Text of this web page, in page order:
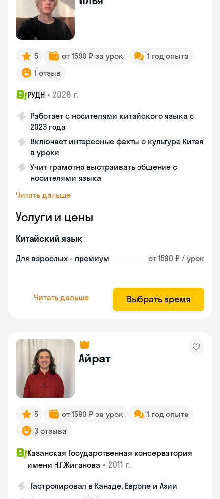
5 от 1590 ₽ за урок
1 год опыта
1 отзыв
РУДН • 2028 г.
Работает с носителями китайского языка с
2023 года
Включает интересные факты о культуре Китая
в уроки
Учит грамотно выстраивать общение с
носителями языка
Читать дальше
Услуги и цены
Китайский язык
Для взрослых - премиум от 1590 ₽ / урок
Читать дальше Выбрать время
Айрат
5 от 1590 ₽ за урок
1 год опыта
3 отзыва
Казанская Государственная консерватория
имени Н.Г.Жиганова • 2011 г.
Гастролировал в Канаде, Европе и Азии